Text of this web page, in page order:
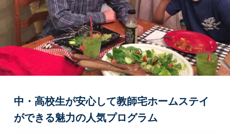
中・高校生が安心して教師宅ホームステイ
ができる魅力の人気プログラム